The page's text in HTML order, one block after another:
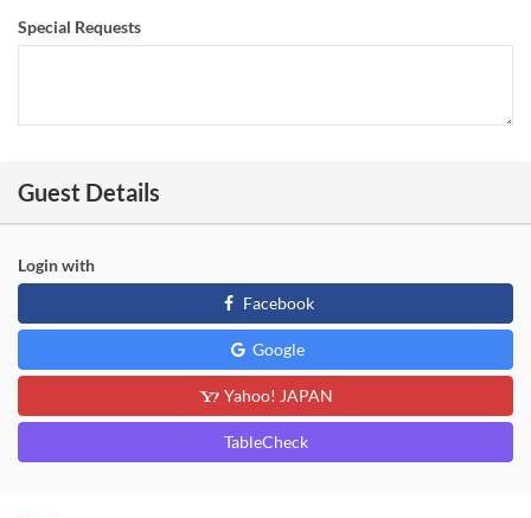
Special Requests
Guest Details
Login with
Facebook
Google
Yahoo! JAPAN
TableCheck